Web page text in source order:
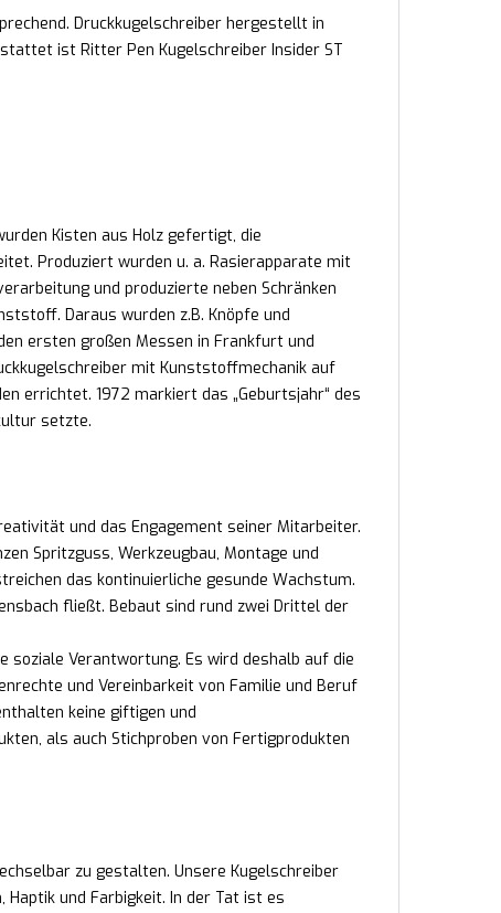
Druckkugelschreiber hergestellt in
ist Ritter Pen Kugelschreiber Insider ST
Kisten aus Holz gefertigt, die
Produziert wurden u. a. Rasierapparate mit
und produzierte neben Schränken
Daraus wurden z.B. Knöpfe und
ersten großen Messen in Frankfurt und
mit Kunststoffmechanik auf
errichtet. 1972 markiert das „Geburtsjahr“ des
setzte.
und das Engagement seiner Mitarbeiter.
Spritzguss, Werkzeugbau, Montage und
das kontinuierliche gesunde Wachstum.
fließt. Bebaut sind rund zwei Drittel der
Verantwortung. Es wird deshalb auf die
und Vereinbarkeit von Familie und Beruf
keine giftigen und
als auch Stichproben von Fertigprodukten
zu gestalten. Unsere Kugelschreiber
Haptik und Farbigkeit. In der Tat ist es